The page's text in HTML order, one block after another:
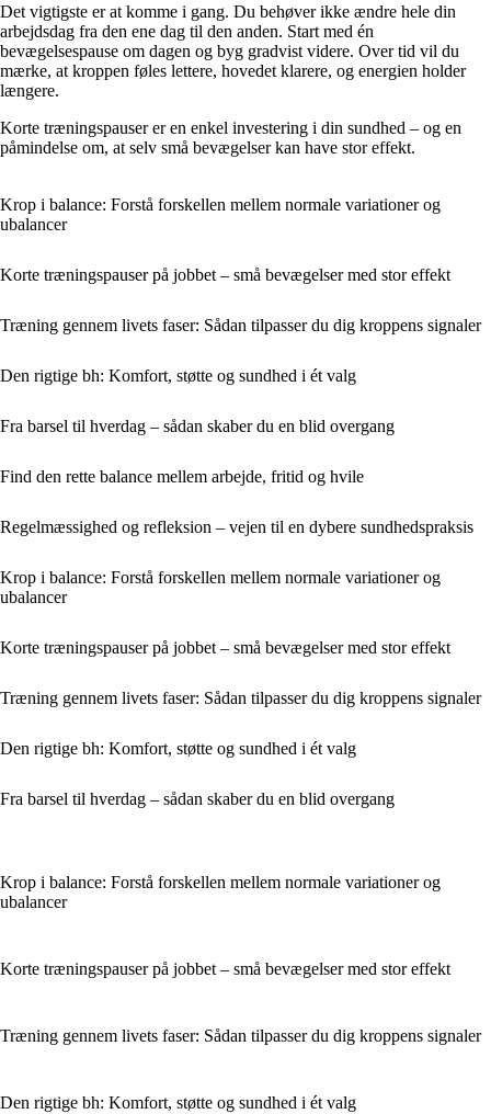
Det vigtigste er at komme i gang. Du behøver ikke ændre hele din
arbejdsdag fra den ene dag til den anden. Start med én
bevægelsespause om dagen og byg gradvist videre. Over tid vil du
mærke, at kroppen føles lettere, hovedet klarere, og energien holder
længere.
Korte træningspauser er en enkel investering i din sundhed – og en
påmindelse om, at selv små bevægelser kan have stor effekt.
Krop i balance: Forstå forskellen mellem normale variationer og
ubalancer
Korte træningspauser på jobbet – små bevægelser med stor effekt
Træning gennem livets faser: Sådan tilpasser du dig kroppens signaler
Den rigtige bh: Komfort, støtte og sundhed i ét valg
Fra barsel til hverdag – sådan skaber du en blid overgang
Find den rette balance mellem arbejde, fritid og hvile
Regelmæssighed og refleksion – vejen til en dybere sundhedspraksis
Krop i balance: Forstå forskellen mellem normale variationer og
ubalancer
Korte træningspauser på jobbet – små bevægelser med stor effekt
Træning gennem livets faser: Sådan tilpasser du dig kroppens signaler
Den rigtige bh: Komfort, støtte og sundhed i ét valg
Fra barsel til hverdag – sådan skaber du en blid overgang
Krop i balance: Forstå forskellen mellem normale variationer og
ubalancer
Korte træningspauser på jobbet – små bevægelser med stor effekt
Træning gennem livets faser: Sådan tilpasser du dig kroppens signaler
Den rigtige bh: Komfort, støtte og sundhed i ét valg